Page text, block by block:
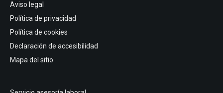
Aviso legal
Política de privacidad
Política de cookies
Declaración de accesibilidad
Mapa del sitio